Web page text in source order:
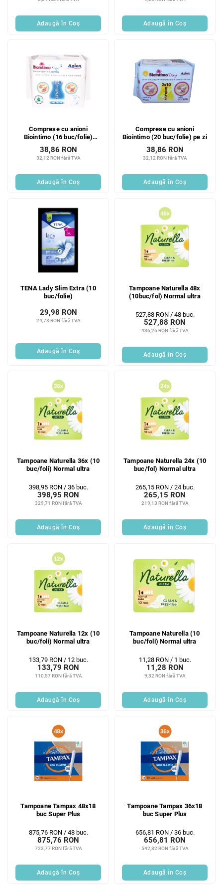
Adaugă în Coş Adaugă în Coş
Comprese cu anioni
Biointimo (16 buc/folie)
noapte
32,12 RON fără TVA
38,86 RON
Adaugă în Coş
Comprese cu anioni
Biointimo (20 buc/folie) pe zi
32,12 RON fără TVA
38,86 RON
Adaugă în Coş
TENA Lady Slim Extra (10
buc/folie)
24,78 RON fără TVA
29,98 RON
Adaugă în Coş
Tampoane Naturella 48x
(10buc/fol) Normal ultra
436,26 RON fără TVA
527,88 RON
Evaluare
preţ:
527,88 RON / 48 buc.
Adaugă în Coş
Tampoane Naturella 36x (10
buc/foli) Normal ultra
329,71 RON fără TVA
398,95 RON
Evaluare
preţ:
398,95 RON / 36 buc.
Adaugă în Coş
Tampoane Naturella 24x (10
buc/fol) Normal ultra
219,13 RON fără TVA
265,15 RON
Evaluare
preţ:
265,15 RON / 24 buc.
Adaugă în Coş
Tampoane Naturella 12x (10
buc/foli) Normal ultra
110,57 RON fără TVA
133,79 RON
Evaluare
preţ:
133,79 RON / 12 buc.
Adaugă în Coş
Tampoane Naturella (10
buc/foli) Normal ultra
9,32 RON fără TVA
11,28 RON
Evaluare
preţ:
11,28 RON / 1 buc.
Adaugă în Coş
Tampoane Tampax 48x18
buc Super Plus
723,77 RON fără TVA
875,76 RON
Evaluare
preţ:
875,76 RON / 48 buc.
Adaugă în Coş
Tampoane Tampax 36x18
buc Super Plus
542,82 RON fără TVA
656,81 RON
Evaluare
preţ:
656,81 RON / 36 buc.
Adaugă în Coş